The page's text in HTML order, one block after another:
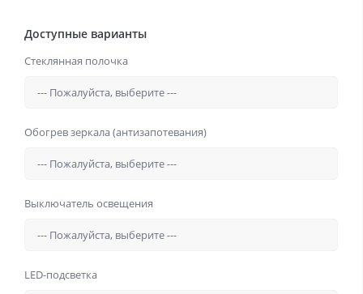
Доступные варианты
Стеклянная полочка
Обогрев зеркала (антизапотевания)
Выключатель освещения
LED-подсветка